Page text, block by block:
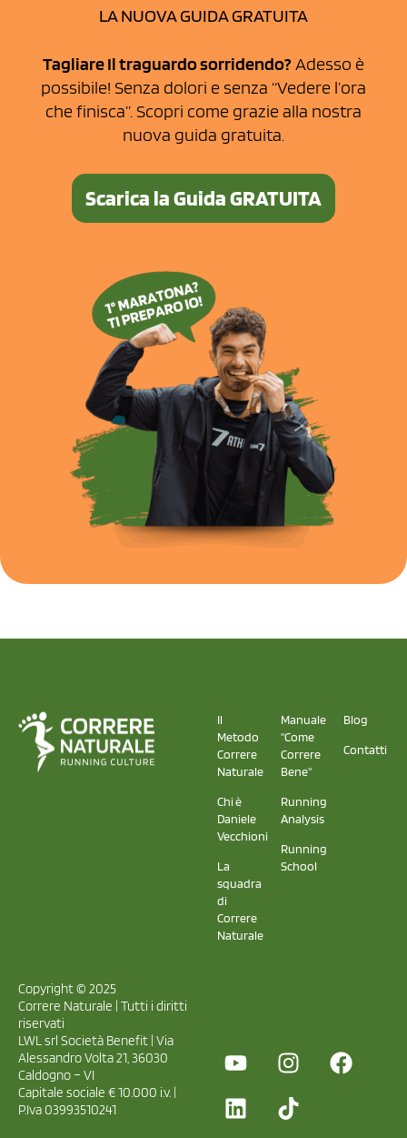
LA NUOVA GUIDA GRATUITA​
Tagliare Il traguardo sorridendo? Adesso è
possibile! Senza dolori e senza “Vedere l’ora
che finisca”. Scopri come grazie alla nostra
nuova guida gratuita.
Scarica la Guida GRATUITA
Il
Metodo
Correre
Naturale
Chi è
Daniele
Vecchioni
La
squadra
di
Correre
Naturale
Manuale
"Come
Correre
Bene"
Running
Analysis
Running
School
Blog
Contatti
Copyright © 2025
Correre Naturale | Tutti i diritti
riservati
LWL srl Società Benefit | Via
Alessandro Volta 21, 36030
Caldogno – VI
Capitale sociale € 10.000 i.v. |
P.Iva 03993510241